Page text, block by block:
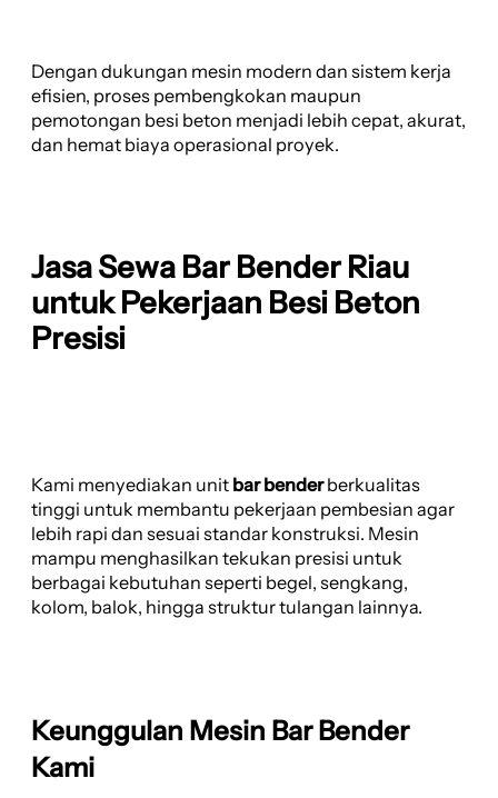
Dengan dukungan mesin modern dan sistem kerja
efisien, proses pembengkokan maupun
pemotongan besi beton menjadi lebih cepat, akurat,
dan hemat biaya operasional proyek.
Jasa Sewa Bar Bender Riau
untuk Pekerjaan Besi Beton
Presisi
Kami menyediakan unit bar benderberkualitas
tinggi untuk membantu pekerjaan pembesian agar
lebih rapi dan sesuai standar konstruksi. Mesin
mampu menghasilkan tekukan presisi untuk
berbagai kebutuhan seperti begel, sengkang,
kolom, balok, hingga struktur tulangan lainnya.
Keunggulan Mesin Bar Bender
Kami